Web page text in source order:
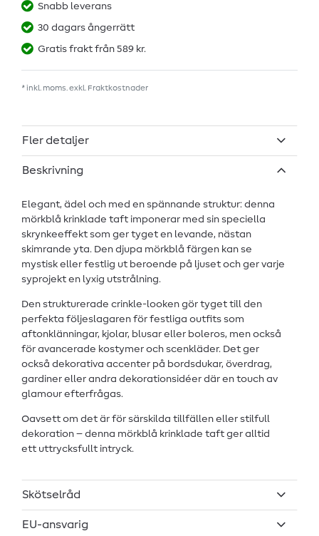
Snabb leverans
30 dagars ångerrätt
Gratis frakt från 589 kr.
* inkl. moms. exkl. Fraktkostnader
Fler detaljer
Beskrivning
Elegant, ädel och med en spännande struktur: denna
mörkblå krinklade taft imponerar med sin speciella
skrynkeeffekt som ger tyget en levande, nästan
skimrande yta. Den djupa mörkblå färgen kan se
mystisk eller festlig ut beroende på ljuset och ger varje
syprojekt en lyxig utstrålning.
Den strukturerade crinkle-looken gör tyget till den
perfekta följeslagaren för festliga outfits som
aftonklänningar, kjolar, blusar eller boleros, men också
för avancerade kostymer och scenkläder. Det ger
också dekorativa accenter på bordsdukar, överdrag,
gardiner eller andra dekorationsidéer där en touch av
glamour efterfrågas.
Oavsett om det är för särskilda tillfällen eller stilfull
dekoration – denna mörkblå krinklade taft ger alltid
ett uttrycksfullt intryck.
Skötselråd
EU-ansvarig